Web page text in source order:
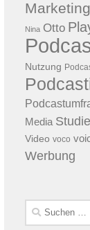
Marketing
Nina Otto
Nutzung
Media Studie
Video voco
Werbung
Suchen
nach: